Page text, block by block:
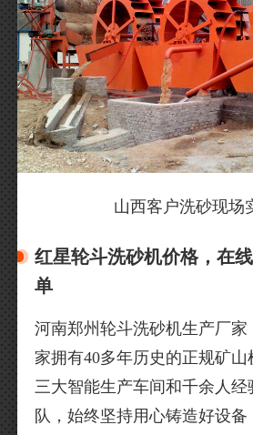
山西客户洗砂现场
红星轮斗洗砂机价格，在
单
河南郑州轮斗洗砂机生产厂家
家拥有40多年历史的正规矿
三大智能生产车间和千余人经
队，始终坚持用心铸造好设